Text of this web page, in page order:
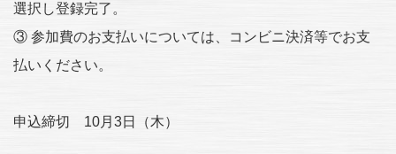
選択し登録完了。
③ 参加費のお支払いについては、コンビニ決済等でお支
払いください。
申込締切 10月3日（木）